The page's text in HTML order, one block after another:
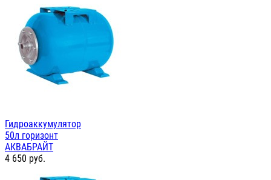
Гидроаккумулятор
50л горизонт
АКВАБРАЙТ
4 650 руб.